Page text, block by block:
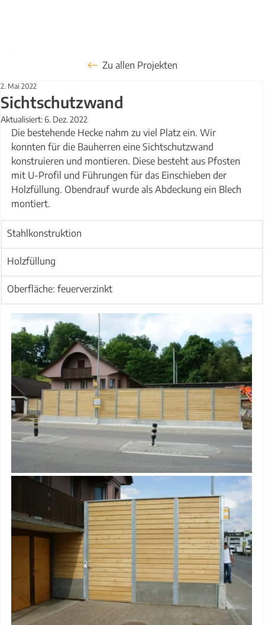
Sichtschutzwand
2. Mai 2022
Aktualisiert: 6. Dez. 2022
Die bestehende Hecke nahm zu viel Platz ein. Wir
konnten für die Bauherren eine Sichtschutzwand
konstruieren und montieren. Diese besteht aus Pfosten
mit U-Profil und Führungen für das Einschieben der
Holzfüllung. Obendrauf wurde als Abdeckung ein Blech
montiert.
Stahlkonstruktion
Holzfüllung
Oberfläche: feuerverzinkt
Zu allen Projekten